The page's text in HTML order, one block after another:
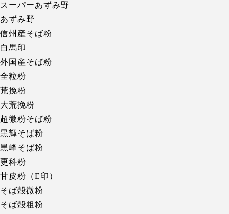
スーパーあずみ野
あずみ野
信州産そば粉
白馬印
外国産そば粉
全粒粉
荒挽粉
大荒挽粉
超微粉そば粉
黒輝そば粉
黒峰そば粉
更科粉
甘皮粉（E印）
そば殻微粉
そば殻粗粉